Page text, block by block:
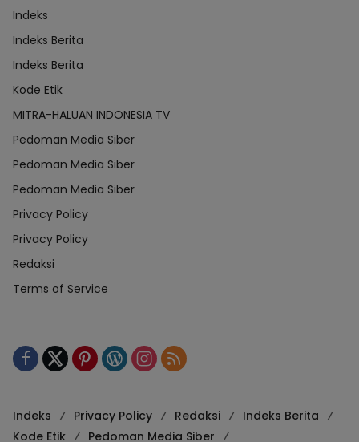
Indeks
Indeks Berita
Indeks Berita
Kode Etik
MITRA-HALUAN INDONESIA TV
Pedoman Media Siber
Pedoman Media Siber
Pedoman Media Siber
Privacy Policy
Privacy Policy
Redaksi
Terms of Service
Indeks Privacy Policy Redaksi
Indeks Berita
Kode Etik
Pedoman Media Siber